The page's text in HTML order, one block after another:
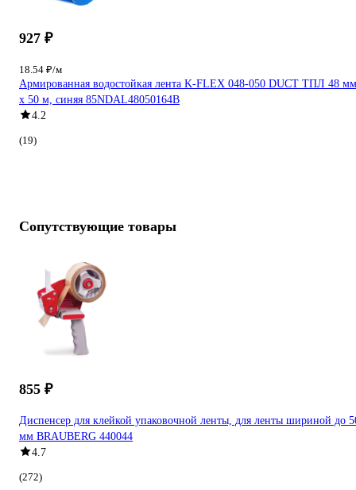
927 ₽
18.54 ₽/м
Армированная водостойкая лента K-FLEX 048-050 DUCT ТПЛ 48 мм
х 50 м, синяя 85NDAL48050164B
4.2
(19)
Сопутствующие товары
855 ₽
Диспенсер для клейкой упаковочной ленты, для ленты шириной до
мм BRAUBERG 440044
4.7
(272)